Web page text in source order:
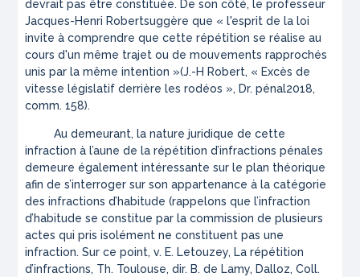
devrait pas être constituée. De son côté, le professeur
Jacques-Henri Robertsuggère que « l'esprit de la loi
invite à comprendre que cette répétition se réalise au
cours d'un même trajet ou de mouvements rapprochés
unis par la même intention »(J.-H Robert, « Excès de
vitesse législatif derrière les rodéos », Dr. pénal2018,
comm. 158).
Au demeurant, la nature juridique de cette
infraction à l’aune de la répétition d’infractions pénales
demeure également intéressante sur le plan théorique
afin de s’interroger sur son appartenance à la catégorie
des infractions d’habitude (rappelons que l’infraction
d’habitude se constitue par la commission de plusieurs
actes qui pris isolément ne constituent pas une
infraction. Sur ce point, v. E. Letouzey, La répétition
d’infractions, Th. Toulouse, dir. B. de Lamy, Dalloz, Coll.